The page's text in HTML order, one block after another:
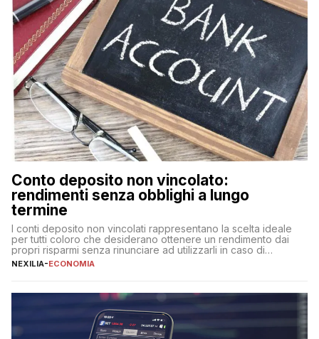
Conto deposito non vincolato:
rendimenti senza obblighi a lungo
termine
I conti deposito non vincolati rappresentano la scelta ideale
per tutti coloro che desiderano ottenere un rendimento dai
propri risparmi senza rinunciare ad utilizzarli in caso di
necessità. A differenza delle forme vincolate tradizionali,
flessibilità e rendimento. Come funzionano […]
NEXILIA-ECONOMIA